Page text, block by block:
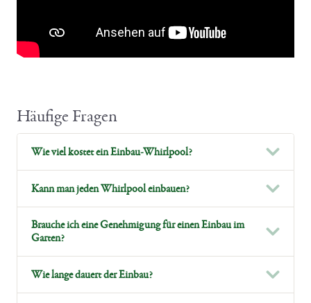
Häufige Fragen
Wie viel kostet ein Einbau-Whirlpool?
Kann man jeden Whirlpool einbauen?
Brauche ich eine Genehmigung für einen Einbau im
Garten?
Wie lange dauert der Einbau?